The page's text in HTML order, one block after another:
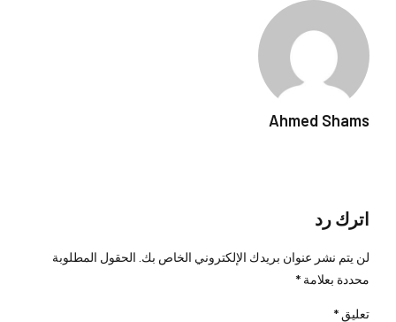
Ahmed Shams
اترك رد
لن يتم نشر عنوان بريدك الإلكتروني الخاص بك. الحقول المطلوبة
محددة بعلامة *
تعليق *